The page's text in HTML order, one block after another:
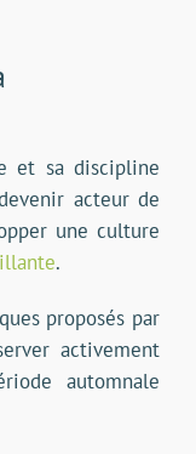
et sa discipline
acteur de
une culture
.
proposés par
activement
automnale